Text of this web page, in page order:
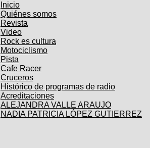
Inicio
Quiénes somos
Revista
Video
Rock es cultura
Motociclismo
Pista
Cafe Racer
Cruceros
Histórico de programas de radio
Acreditaciones
ALEJANDRA VALLE ARAUJO
NADIA PATRICIA LÓPEZ GUTIERREZ